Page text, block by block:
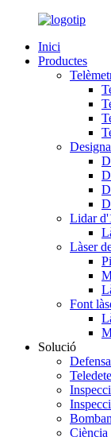
Inici
Productes
Lidar
Làser
Font
Solució
Ciència